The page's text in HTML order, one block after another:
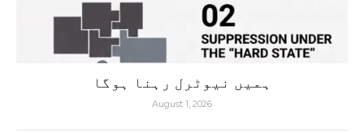
ہمیں نیوٹرل رہنا ہوگا
August 1, 2026